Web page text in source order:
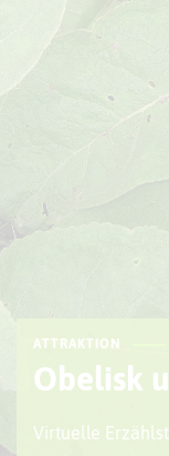
ATTRAKTION
Obelisk
Virtuelle